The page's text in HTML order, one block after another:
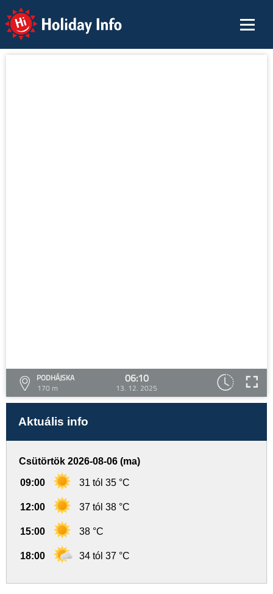
Holiday Info
PODHÁJSKA
170 m
06:10
13. 12. 2025
Aktuális info
Csütörtök 2026-08-06 (ma)
09:00 31 tól 35 °C
12:00 37 tól 38 °C
15:00 38 °C
18:00 34 tól 37 °C